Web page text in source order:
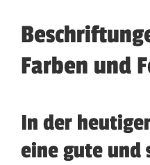
Farben und
In der
eine gute und